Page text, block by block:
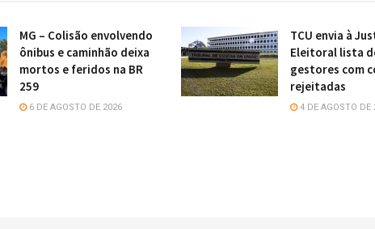
MG – Colisão envolvendo
ônibus e caminhão deixa
mortos e feridos na BR
259
6 DE AGOSTO DE 2026
TCU envia à
Eleitoral lista
gestores com
rejeitadas
4 DE AGOSTO DE